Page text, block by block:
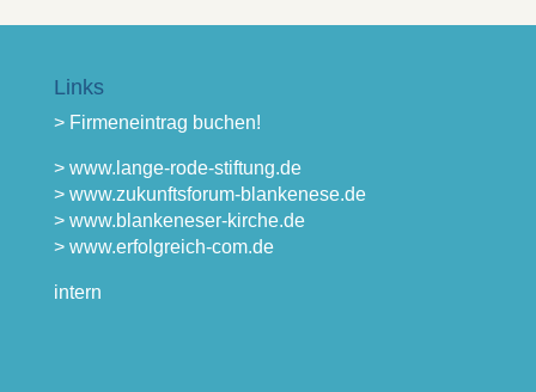
Links
> Firmeneintrag buchen!
> www.lange-rode-stiftung.de
> www.zukunftsforum-blankenese.de
> www.blankeneser-kirche.de
> www.erfolgreich-com.de
intern